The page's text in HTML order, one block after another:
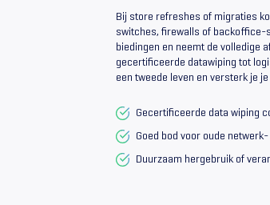
Bij store refreshes of migraties
switches, firewalls of backoffice-
biedingen en neemt de volledige
gecertificeerde datawiping tot
een tweede leven en versterk je
Gecertificeerde data wiping
Goed bod voor oude
Duurzaam hergebruik of